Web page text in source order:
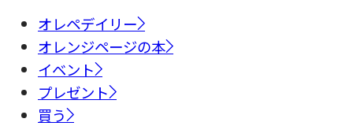
オレペデイリー
オレンジページの本
イベント
プレゼント
買う